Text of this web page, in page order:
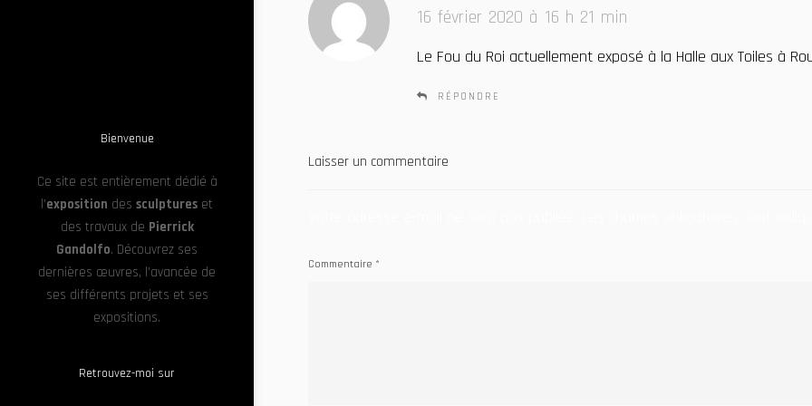
Bienvenue
Ce site est entièrement dédié à
l’exposition des sculptures et
des travaux de Pierrick
Gandolfo. Découvrez ses
dernières œuvres, l’avancée de
ses différents projets et ses
expositions.
Retrouvez-moi sur
16 février 2020 à 16 h 21 min
Le Fou du Roi actuellement exposé à la Halle aux Toiles à
RÉPONDRE
Laisser un commentaire
Commentaire *